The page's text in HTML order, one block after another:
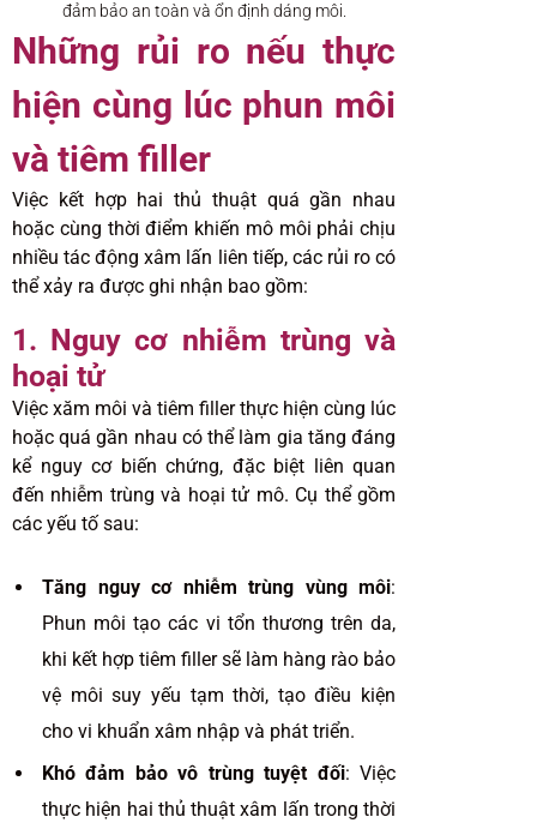
đảm bảo an toàn và ổn định dáng môi.
Những rủi ro nếu thực
hiện cùng lúc phun môi
và tiêm filler
Việc kết hợp hai thủ thuật quá gần nhau
hoặc cùng thời điểm khiến mô môi phải chịu
nhiều tác động xâm lấn liên tiếp, các rủi ro có
thể xảy ra được ghi nhận bao gồm:
1. Nguy cơ nhiễm trùng và
hoại tử
Việc xăm môi và tiêm filler thực hiện cùng lúc
hoặc quá gần nhau có thể làm gia tăng đáng
kể nguy cơ biến chứng, đặc biệt liên quan
đến nhiễm trùng và hoại tử mô. Cụ thể gồm
các yếu tố sau:
Tăng nguy cơ nhiễm trùng vùng môi:
Phun môi tạo các vi tổn thương trên da,
khi kết hợp tiêm filler sẽ làm hàng rào bảo
vệ môi suy yếu tạm thời, tạo điều kiện
cho vi khuẩn xâm nhập và phát triển.
Khó đảm bảo vô trùng tuyệt đối: Việc
thực hiện hai thủ thuật xâm lấn trong thời